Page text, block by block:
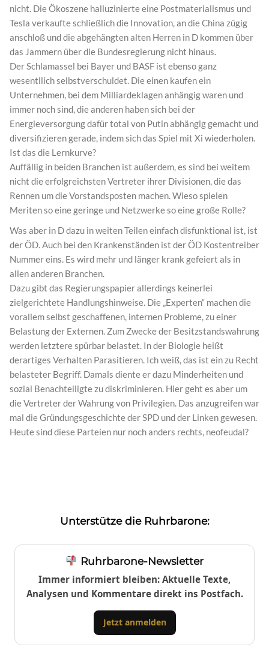
nicht. Die Ökoszene halluzinierte eine Postmaterialismus und
Tesla verkaufte schließlich die Innovation, an die China zügig
anschloß und die abgehängten alten Herren in D kommen über
das Jammern über die Bundesregierung nicht hinaus.
Der Schlamassel bei Bayer und BASF ist ebenso ganz
wesentllich selbstverschuldet. Die einen kaufen ein
Unternehmen, bei dem Milliardeklagen anhängig waren und
immer noch sind, die anderen haben sich bei der
Energieversorgung dafür total von Putin abhängig gemacht und
diversifizieren gerade, indem sich das Spiel mit Xi wiederholen.
Ist das die Lernkurve?
Auffällig in beiden Branchen ist außerdem, es sind bei weitem
nicht die erfolgreichsten Vertreter ihrer Divisionen, die das
Rennen um die Vorstandsposten machen. Wieso spielen
Meriten so eine geringe und Netzwerke so eine große Rolle?
Was aber in D dazu in weiten Teilen einfach disfunktional ist, ist
der ÖD. Auch bei den Krankenständen ist der ÖD Kostentreiber
Nummer eins. Es wird mehr und länger krank gefeiert als in
allen anderen Branchen.
Dazu gibt das Regierungspapier allerdings keinerlei
zielgerichtete Handlungshinweise. Die „Experten“ machen die
vorallem selbst geschaffenen, internen Probleme, zu einer
Belastung der Externen. Zum Zwecke der Besitzstandswahrung
werden letztere spürbar belastet. In der Biologie heißt
derartiges Verhalten Parasitieren. Ich weiß, das ist ein zu Recht
belasteter Begriff. Damals diente er dazu Minderheiten und
sozial Benachteiligte zu diskriminieren. Hier geht es aber um
die Vertreter der Wahrung von Privilegien. Das anzugreifen war
mal die Gründungsgeschichte der SPD und der Linken gewesen.
Heute sind diese Parteien nur noch anders rechts, neofeudal?
Unterstütze die Ruhrbarone:
Ruhrbarone-Newsletter
Immer informiert bleiben: Aktuelle Texte,
Analysen und Kommentare direkt ins Postfach.
Jetzt anmelden